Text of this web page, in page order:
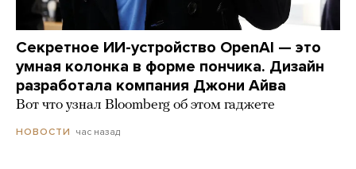
Секретное ИИ-устройство OpenAI — это
умная колонка в форме пончика. Дизайн
разработала компания Джони Айва
Вот что узнал Bloomberg об этом гаджете
НОВОСТИ час назад